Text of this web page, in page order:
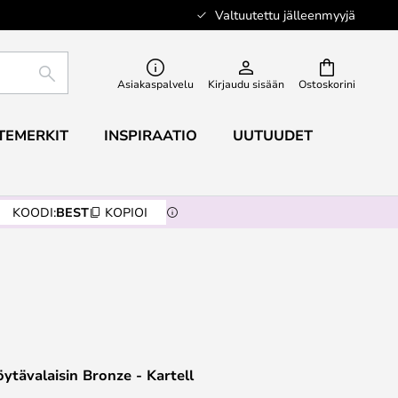
Valtuutettu jälleenmyyjä
Ostoskorini
ETSI Asiakaspalvelu Kirjaudu sisään
INSPIRAATIO UUTUUDET
KOODI:BEST KOPIOI
Bronze - Kartell